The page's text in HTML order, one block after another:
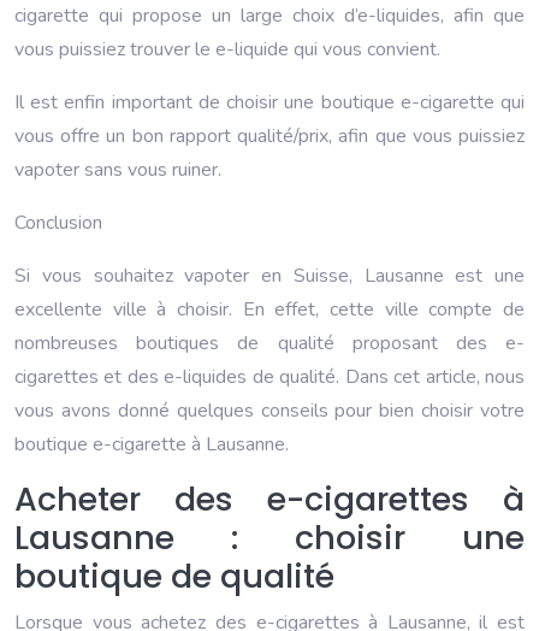
cigarette qui propose un large choix d’e-liquides, afin que
vous puissiez trouver le e-liquide qui vous convient.
Il est enfin important de choisir une boutique e-cigarette qui
vous offre un bon rapport qualité/prix, afin que vous puissiez
vapoter sans vous ruiner.
Conclusion
Si vous souhaitez vapoter en Suisse, Lausanne est une
excellente ville à choisir. En effet, cette ville compte de
nombreuses boutiques de qualité proposant des e-
cigarettes et des e-liquides de qualité. Dans cet article, nous
vous avons donné quelques conseils pour bien choisir votre
boutique e-cigarette à Lausanne.
Acheter des e-cigarettes à
Lausanne : choisir une
boutique de qualité
Lorsque vous achetez des e-cigarettes à Lausanne, il est